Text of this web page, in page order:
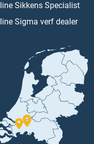
Sikkens Specialist
Sigma verf dealer